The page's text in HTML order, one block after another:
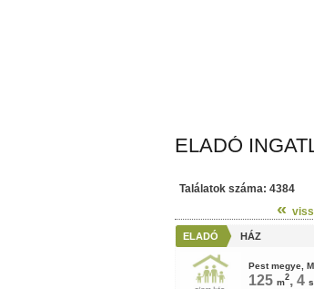
ELADÓ
Találatok száma: 4384
«
ELADÓ HÁZ
Pest megye,
125 m2, 4